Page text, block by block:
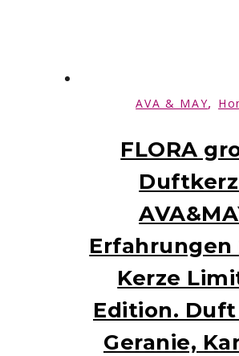
AVA & MAY,
FLORA
Erfahrungen
Kerze
Edition.
Geranie,